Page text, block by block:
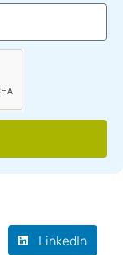
LinkedIn